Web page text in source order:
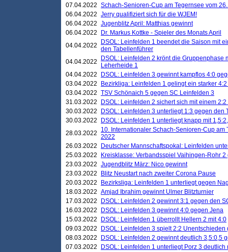
07.04.2022 Schach-Senioren-Cup am Tegernsee vom
06.04.2022 Jerry qualifiziert sich für die WJEM!
06.04.2022 Jugenblitz April: Matthias gewinnt
06.04.2022
Dr. Markus Kottke - Spieler des Monats April
04.04.2022
DSOL: Leinfelden 1 beendet die Saison mit
den Tabellenführer
04.04.2022
DSOL: Leinfelden 2 krönt die Gruppenphase
Leherheide 1
04.04.2022
DSOL: Leinfelden 3 gewinnt kampflos 4:0
03.04.2022
Bezirkliga: Leinfelden 1 gelingt ein starker
03.04.2022 TSV Schönaich 5 gegen SC Leinfelden 3
31.03.2022
DSOL: Leinfelden 2 sichert sich mit einem
30.03.2022
DSOL: Leinfelden 3 unterliegt 1:3 gegen den
30.03.2022
DSOL: Leinfelden 1 unterliegt knapp mit
28.03.2022
10. Internationaler Schach-Senioren-Cup am
2022
26.03.2022
Deutscher Mannschaftspokal: Leinfelden
25.03.2022
Kreisklasse: Verbandsspiel Vaihingen-Rohr
23.03.2022 Jugendblitz März: Nico gewinnt
23.03.2022
Blitz Neustart nach zweiter Corona Pause
20.03.2022
Bezirksliga: Leinfelden 1 unterliegt gegen
18.03.2022 Amjad Ibrahim gewinnt Ulmer Blitzturnier
17.03.2022
DSOL: Leinfelden 2 gewinnt 3:1 gegen den
16.03.2022
DSOL: Leinfelden 3 gewinnt 4:0 gegen Jena
15.03.2022
DSOL: Leinfelden 1 überrollt Hellern 2 mit 4:0
09.03.2022
DSOL: Leinfelden 3 spielt 2:2 Unentschieden
08.03.2022
DSOL: Leinfelden 2 gewinnt deutlich 3,5:0,5
07.03.2022
DSOL: Leinfelden 1 unterliegt Porz 3 deutlich